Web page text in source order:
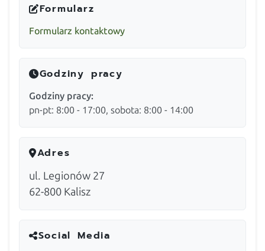
Formularz
Formularz kontaktowy
Godziny pracy
Godziny pracy:
pn-pt: 8:00 - 17:00, sobota: 8:00 - 14:00
Adres
ul. Legionów 27
62-800 Kalisz
Social Media